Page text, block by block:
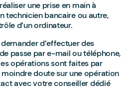
une prise en main à
technicien bancaire ou autre,
d’un ordinateur.
d’effectuer des
passe par e-mail ou téléphone,
opérations sont faites par
doute sur une opération
avec votre conseiller dédié